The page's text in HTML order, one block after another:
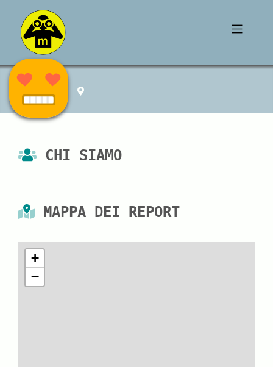
CHI SIAMO
MAPPA DEI REPORT
+
−